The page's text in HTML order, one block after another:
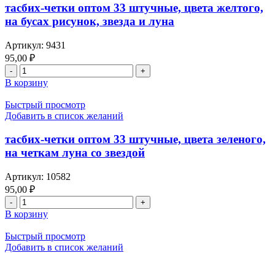
тасбих-четки оптом 33 штучные, цвета желтого,
на бусах рисунок, звезда и луна
Артикул: 9431
95,00 ₽
В корзину
Быстрый просмотр
Добавить в список желаний
тасбих-четки оптом 33 штучные, цвета зеленого,
на четкам луна со звездой
Артикул: 10582
95,00 ₽
В корзину
Быстрый просмотр
Добавить в список желаний